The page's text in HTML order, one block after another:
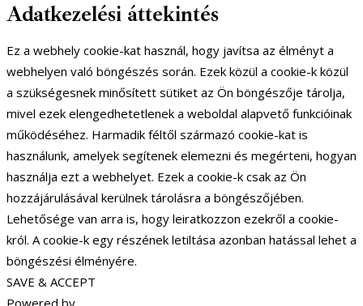
Adatkezelési áttekintés
Ez a webhely cookie-kat használ, hogy javítsa az élményt a
webhelyen való böngészés során. Ezek közül a cookie-k közül
a szükségesnek minősített sütiket az Ön böngészője tárolja,
mivel ezek elengedhetetlenek a weboldal alapvető funkcióinak
működéséhez. Harmadik féltől származó cookie-kat is
használunk, amelyek segítenek elemezni és megérteni, hogyan
használja ezt a webhelyet. Ezek a cookie-k csak az Ön
hozzájárulásával kerülnek tárolásra a böngészőjében.
Lehetősége van arra is, hogy leiratkozzon ezekről a cookie-
król. A cookie-k egy részének letiltása azonban hatással lehet a
böngészési élményére.
SAVE & ACCEPT